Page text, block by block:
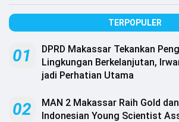
TERPOPULER
01
DPRD Makassar Tekankan
Lingkungan Berkelanjutan,
jadi Perhatian Utama
02
MAN 2 Makassar Raih Gold
Indonesian Young Scientist